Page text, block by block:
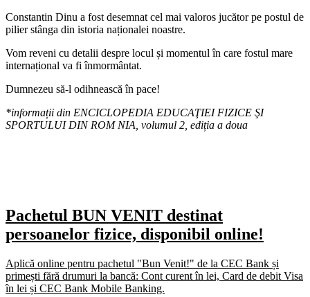
Constantin Dinu a fost desemnat cel mai valoros jucător pe postul de
pilier stânga din istoria naționalei noastre.
Vom reveni cu detalii despre locul și momentul în care fostul mare
internațional va fi înmormântat.
Dumnezeu să-l odihnească în pace!
*informații din ENCICLOPEDIA EDUCAŢIEI FIZICE ŞI
SPORTULUI DIN ROM NIA, volumul 2, ediția a doua
Pachetul BUN VENIT destinat
persoanelor fizice, disponibil online!
Aplică online pentru pachetul "Bun Venit!" de la CEC Bank și
primești fără drumuri la bancă: Cont curent în lei, Card de debit Visa
în lei și CEC Bank Mobile Banking.​